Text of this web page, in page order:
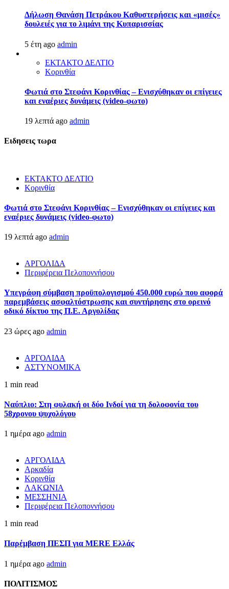
Δήλωση Θανάση Πετράκου Καθυστερήσεις και «μισές»
δουλειές για το λιμάνι της Κυπαρισσίας
5 έτη ago admin
ΕΚΤΑΚΤΟ ΔΕΛΤΙΟ
Κορινθία
Φωτιά στο Στεφάνι Κορινθίας – Ενισχύθηκαν οι επίγειες
και εναέριες δυνάμεις (video-φωτο)
19 λεπτά ago admin
Ειδησεις τωρα
ΕΚΤΑΚΤΟ ΔΕΛΤΙΟ
Κορινθία
Φωτιά στο Στεφάνι Κορινθίας – Ενισχύθηκαν οι επίγειες και
εναέριες δυνάμεις (video-φωτο)
19 λεπτά ago admin
ΑΡΓΟΛΙΔΑ
Περιφέρεια Πελοποννήσου
Υπεγράφη σύμβαση προϋπολογισμού 450.000 ευρώ που αφορά
παρεμβάσεις ασφαλτόστρωσης και συντήρησης στο ορεινό
οδικό δίκτυο της Π.Ε. Αργολίδας
23 ώρες ago admin
ΑΡΓΟΛΙΔΑ
ΑΣΤΥΝΟΜΙΚΑ
1 min read
Ναύπλιο: Στη φυλακή οι δύο Ινδοί για τη δολοφονία του
58χρονου ψυχολόγου
1 ημέρα ago admin
ΑΡΓΟΛΙΔΑ
Αρκαδία
Κορινθία
ΛΑΚΩΝΙΑ
ΜΕΣΣΗΝΙΑ
Περιφέρεια Πελοποννήσου
1 min read
Παρέμβαση ΠΕΣΠ για MERE Ελλάς
1 ημέρα ago admin
ΠΟΛΙΤΙΣΜΟΣ